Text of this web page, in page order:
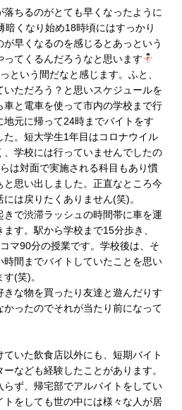
ちるのがとても早くなったように
暗くなり始め18時頃にはすっかり
早くなるのを感じるとあっという
てくるんだろうなと思います
という間だなと感じます。ふと、
ただろう？と思いスケジュールを
車と電車を使って市内の学校まで行
地元に帰って24時までバイトをす
た。短大学生1年目はコロナウイル
、学校には行っていませんでしたの
は対面で実施される科目もあり慣
思い出しました。正直なところ今
は戻りたくありません(笑)。
で渋滞ラッシュの時間帯に車を運
す。駅から学校まで15分歩き、
マ90分の授業です。学校後は、そ
間までバイトしていたことを思い
(笑)。
な物を買ったり友達と遊んだりす
ったのでそれが当たり前になって
いた飲食店以外にも、短期バイト
なども経験したことがあります。
ず、帰宅部でアルバイトをしてい
トをしても世の中には様々な人が居